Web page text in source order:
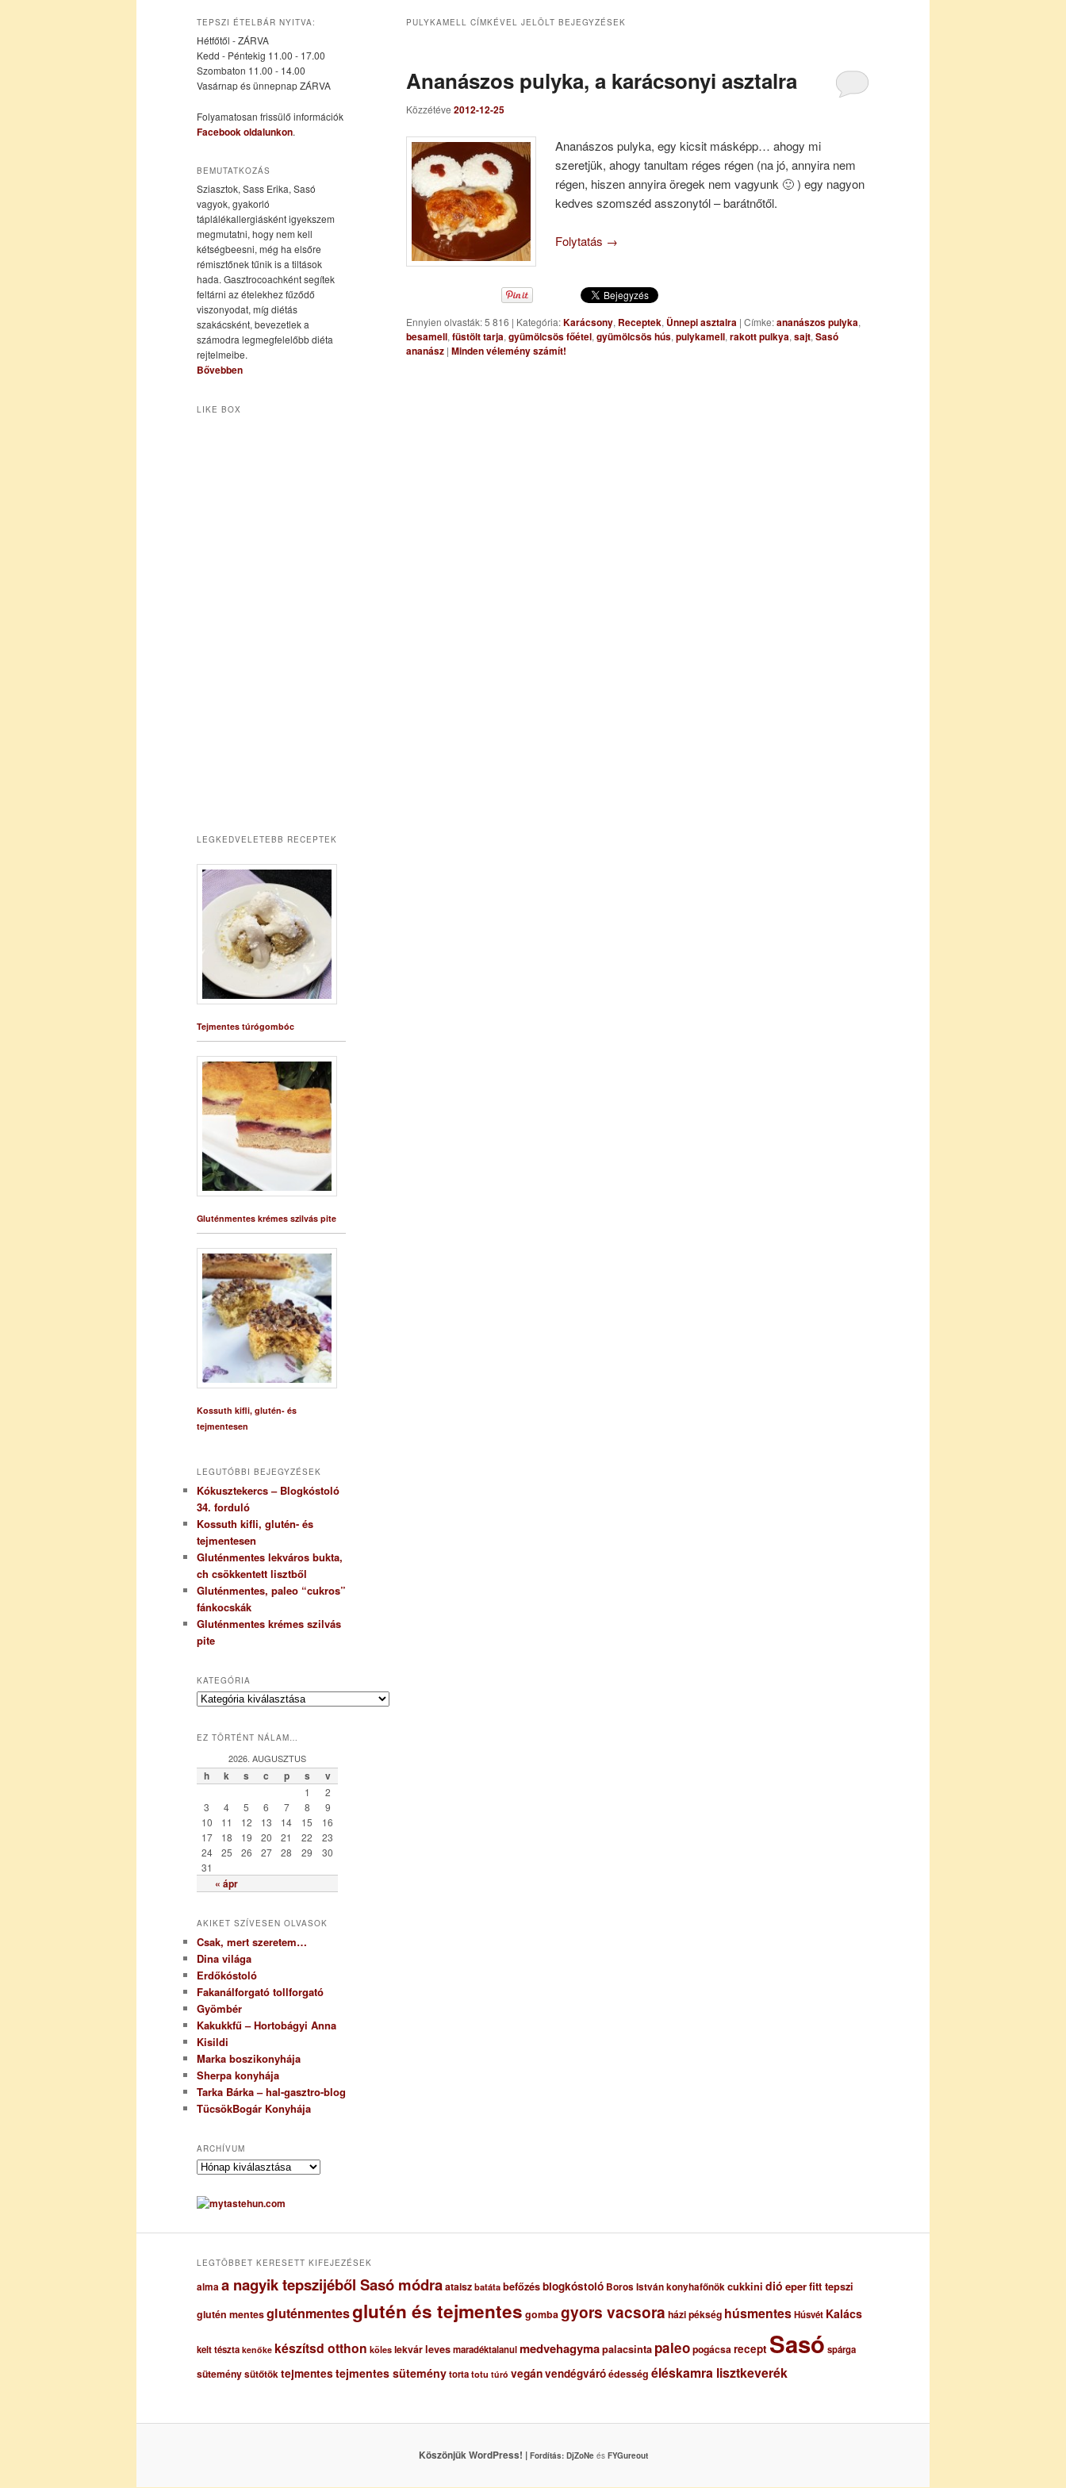
elsődleges
tartalomra
másodlagos
tartalomra
PULYKAMELL CÍMKÉVEL JELÖLT BEJEGYZÉSEK
Ananászos pulyka, a karácsonyi asztalra
Közzétéve 2012-12-25
Ananászos pulyka, egy kicsit másképp… ahogy mi
szeretjük, ahogy tanultam réges régen (na jó, annyira nem
régen, hiszen annyira öregek nem vagyunk 🙂 ) egy nagyon
kedves szomszéd asszonytól – barátnőtől.
Folytatás →
Ennyien olvasták: 5 816 | Kategória:Karácsony, Receptek, Ünnepi asztalra | Címke:ananászos pulyka,
besamell, füstölt tarja, gyümölcsös főétel, gyümölcsös hús, pulykamell, rakott pulkya, sajt, Sasó
ananász | Minden vélemény számít!
TEPSZI ÉTELBÁR NYITVA:
Hétfőtől - ZÁRVA
Kedd - Péntekig 11.00 - 17.00
Szombaton 11.00 - 14.00
Vasárnap és ünnepnap ZÁRVA
Folyamatosan frissülő információk
Facebook oldalunkon.
BEMUTATKOZÁS
Sziasztok, Sass Erika, Sasó
vagyok, gyakorló
táplálékallergiásként igyekszem
megmutatni, hogy nem kell
kétségbeesni, még ha elsőre
rémisztőnek tűnik is a tiltások
hada. Gasztrocoachként segítek
feltárni az ételekhez fűződő
viszonyodat, míg diétás
szakácsként, bevezetlek a
számodra legmegfelelőbb diéta
rejtelmeibe.
Bővebben
LIKE BOX
LEGKEDVELETEBB RECEPTEK
Tejmentes túrógombóc
Gluténmentes krémes szilvás pite
Kossuth kifli, glutén- és
tejmentesen
LEGUTÓBBI BEJEGYZÉSEK
Kókusztekercs – Blogkóstoló
34. forduló
Kossuth kifli, glutén- és
tejmentesen
Gluténmentes lekváros bukta,
ch csökkentett lisztből
Gluténmentes, paleo “cukros”
fánkocskák
Gluténmentes krémes szilvás
pite
KATEGÓRIA
K
e
r
EZ TÖRTÉNT NÁLAM…
2026. AUGUSZTUS
h k s c p s v
« ápr
1
2
3
4 5 6 7 8
9
10
11 12 13 14 15
16
17
18 19 20 21 22
23
24
25 26 27 28 29
30
31
AKIKET SZÍVESEN OLVASOK
Csak, mert szeretem…
Dina világa
Erdőkóstoló
Fakanálforgató tollforgató
Gyömbér
Kakukkfű – Hortobágyi Anna
Kisildi
Marka boszikonyhája
Sherpa konyhája
Tarka Bárka – hal-gasztro-blog
TücsökBogár Konyhája
ARCHÍVUM
A
c
h
uLEGTÖBBET KERESETT KIFEJEZÉSEK
almaa nagyik tepszijéből Sasó módraataisz batáta befőzésblogkóstoló Boros István konyhafőnökcukkini dió eperfitt tepszi
glutén mentesgluténmentesglutén és tejmentes gombagyors vacsora házi pékség húsmentesHúsvét Kalács
kelt tészta kenőke készítsd otthon köles lekvárlevesmaradéktalanulmedvehagymapalacsinta paleopogácsarecept Sasó spárga
süteménysütőtöktejmentestejmentes süteménytorta totu túró vegánvendégváróédesség éléskamra lisztkeverék
Köszönjük WordPress! | Fordítás: DjZoNeés FYGureout